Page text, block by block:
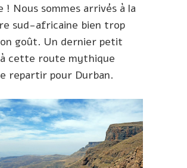
! Nous sommes arrivés à la
sud-africaine bien trop
goût. Un dernier petit
cette route mythique
repartir pour Durban.